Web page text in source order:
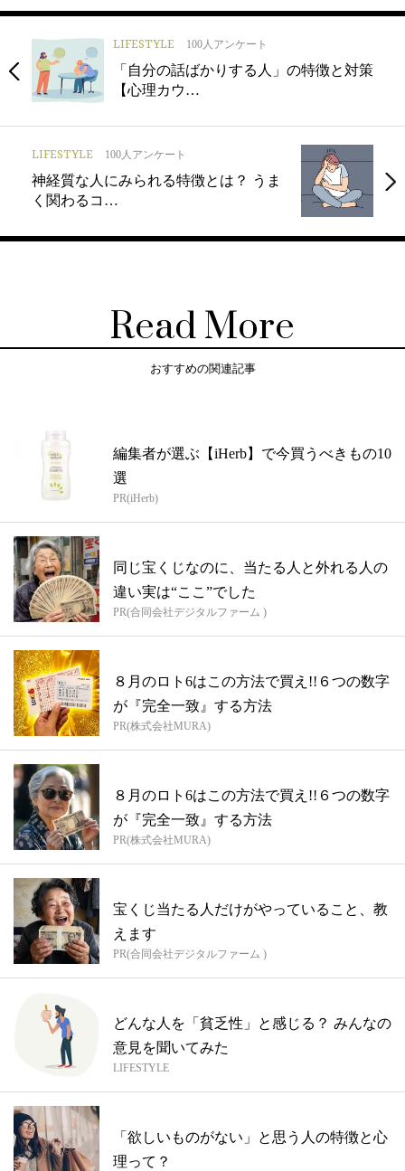
LIFESTYLE 100人アンケート
「自分の話ばかりする人」の特徴と対策
【心理カウ…
LIFESTYLE 100人アンケート
神経質な人にみられる特徴とは？ うま
く関わるコ…
Read More
おすすめの関連記事
編集者が選ぶ【iHerb】で今買うべきもの10
選
PR(iHerb)
同じ宝くじなのに、当たる人と外れる人の
違い実は“ここ”でした
PR(合同会社デジタルファーム )
８月のロト6はこの方法で買え!!６つの数字
が『完全一致』する方法
PR(株式会社MURA)
８月のロト6はこの方法で買え!!６つの数字
が『完全一致』する方法
PR(株式会社MURA)
宝くじ当たる人だけがやっていること、教
えます
PR(合同会社デジタルファーム )
どんな人を「貧乏性」と感じる？ みんなの
意見を聞いてみた
LIFESTYLE
「欲しいものがない」と思う人の特徴と心
理って？